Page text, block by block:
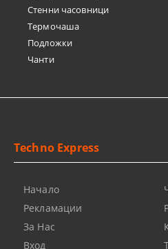
Стенни часовници
Термочашa
Подложки
Чанти
Techno Express
Начало
Рекламации
За Нас
Вход